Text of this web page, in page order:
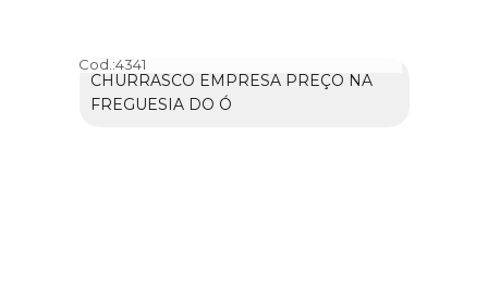
Cod.:4341
CHURRASCO EMPRESA PREÇO NA
FREGUESIA DO Ó